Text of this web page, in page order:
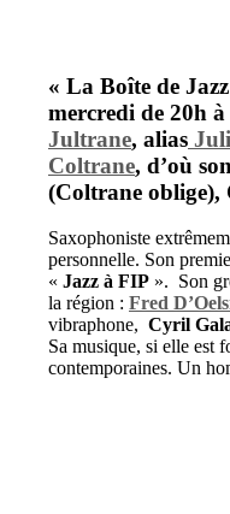
« La Boîte de
mercredi de 20h à
Jultrane, alias
Coltrane, d’où
(Coltrane oblige),
Saxophoniste
personnelle. Son
« Jazz à FIP ». Son
la région : Fred
vibraphone, Cyril
Sa musique, si elle est
contemporaines. Un